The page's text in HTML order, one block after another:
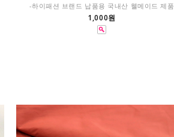
-하이패션 브랜드 납품용 국내산 웰메이드 제품
1,000원